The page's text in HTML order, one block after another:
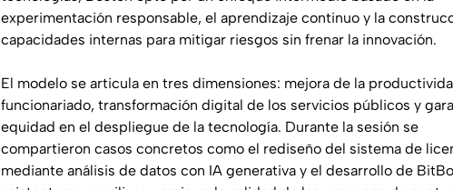
experimentación responsable, el aprendizaje continuo y la
capacidades internas para mitigar riesgos sin frenar la innovación.
El modelo se articula en tres dimensiones: mejora de la
funcionariado, transformación digital de los servicios públicos y
equidad en el despliegue de la tecnología. Durante la sesión se
compartieron casos concretos como el rediseño del sistema de
mediante análisis de datos con IA generativa y el desarrollo de